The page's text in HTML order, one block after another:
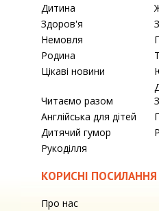
Дитина
Здоров'я
Немовля
Родина
Цікаві новини
Читаємо разом
Англійська для дітей
Дитячий гумор
Рукоділля
КОРИСНІ ПОСИЛАННЯ
Про нас